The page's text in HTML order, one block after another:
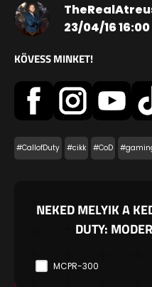
23/04/16 16:00
KÖVESS MINKET!
#CallofDuty #cikk #CoD
NEKED MELYIK A
DUTY:
MCPR-300